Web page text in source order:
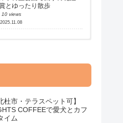
とゆったり散歩
10 views
2025.11.08
フェで大自然を満喫
屋」と「お魚天国」で絶
海鮮を堪能してきました
265 views
海鮮を堪能してきました
ット同伴OK！豆柴の大豆
ショッピング
4727 views
海鮮を堪能してきました
ける！清里テラスの絶景
フェで大自然を満喫
3 views
杜市・テラスペット可】
COFFEEで愛犬とカフ
イム